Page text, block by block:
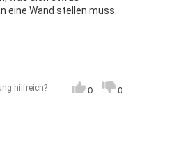
eine Wand stellen muss.
hilfreich? 0 0